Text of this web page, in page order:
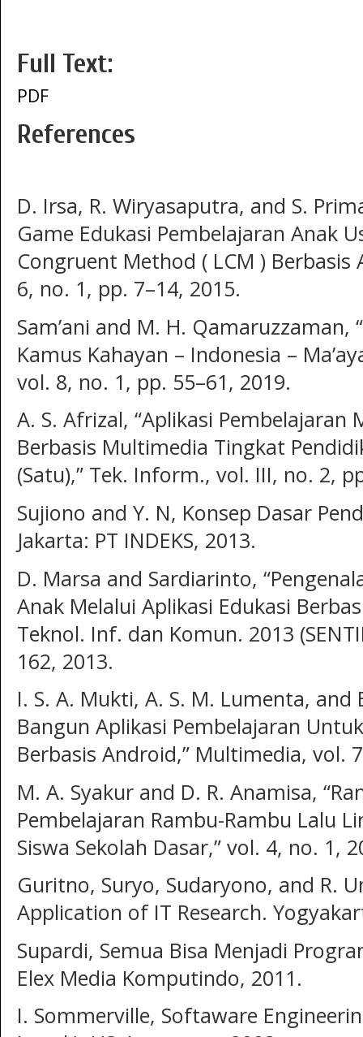
Full Text:
PDF
References
D. Irsa, R. Wiryasaputra, and S.
Game Edukasi Pembelajaran Anak
Congruent Method ( LCM )
6, no. 1, pp. 7–14, 2015.
Sam’ani and M. H. Qamaruzzaman,
Kamus Kahayan – Indonesia –
vol. 8, no. 1, pp. 55–61, 2019.
A. S. Afrizal, “Aplikasi
Berbasis Multimedia Tingkat
(Satu),” Tek. Inform., vol. III, no. 2,
Sujiono and Y. N, Konsep Dasar
Jakarta: PT INDEKS, 2013.
D. Marsa and Sardiarinto,
Anak Melalui Aplikasi Edukasi
Teknol. Inf. dan Komun. 2013
162, 2013.
I. S. A. Mukti, A. S. M. Lumenta, and
Bangun Aplikasi Pembelajaran
Berbasis Android,” Multimedia, vol.
M. A. Syakur and D. R. Anamisa,
Pembelajaran Rambu-Rambu Lalu
Siswa Sekolah Dasar,” vol. 4, no. 1,
Guritno, Suryo, Sudaryono, and R.
Application of IT Research.
Supardi, Semua Bisa Menjadi
Elex Media Komputindo, 2011.
I. Sommerville, Softaware